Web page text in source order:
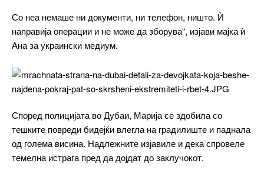
бесплатно / forever
ИЗБЕРЕТЕ ПЛАН
Included for free:
Etiam est nibh, lobortis sit
Praesent euismod ac
Со неа немаше ни документи, ни телефон, ништо. Ѝ
направија операции и не може да зборува“, изјави мајка ѝ
Ана за украински медиум.
Според полицијата во Дубаи, Марија се здобила со
тешките повреди бидејќи влегла на градилиште и паднала
од голема висина. Надлежните изјавиле и дека спровеле
темелна истрага пред да дојдат до заклучокот.